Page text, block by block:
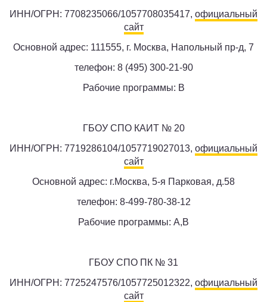
ИНН/ОГРН: 7708235066/1057708035417, официальный
сайт
Основной адрес: 111555, г. Москва, Напольный пр-д, 7
телефон: 8 (495) 300-21-90
Рабочие программы: B
ГБОУ СПО КАИТ № 20
ИНН/ОГРН: 7719286104/1057719027013, официальный
сайт
Основной адрес: г.Москва, 5-я Парковая, д.58
телефон: 8-499-780-38-12
Рабочие программы: A,B
ГБОУ СПО ПК № 31
ИНН/ОГРН: 7725247576/1057725012322, официальный
сайт